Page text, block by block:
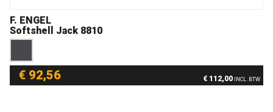
F. ENGEL
Softshell Jack 8810
€ 92,56 € 112,00 INCL. BTW